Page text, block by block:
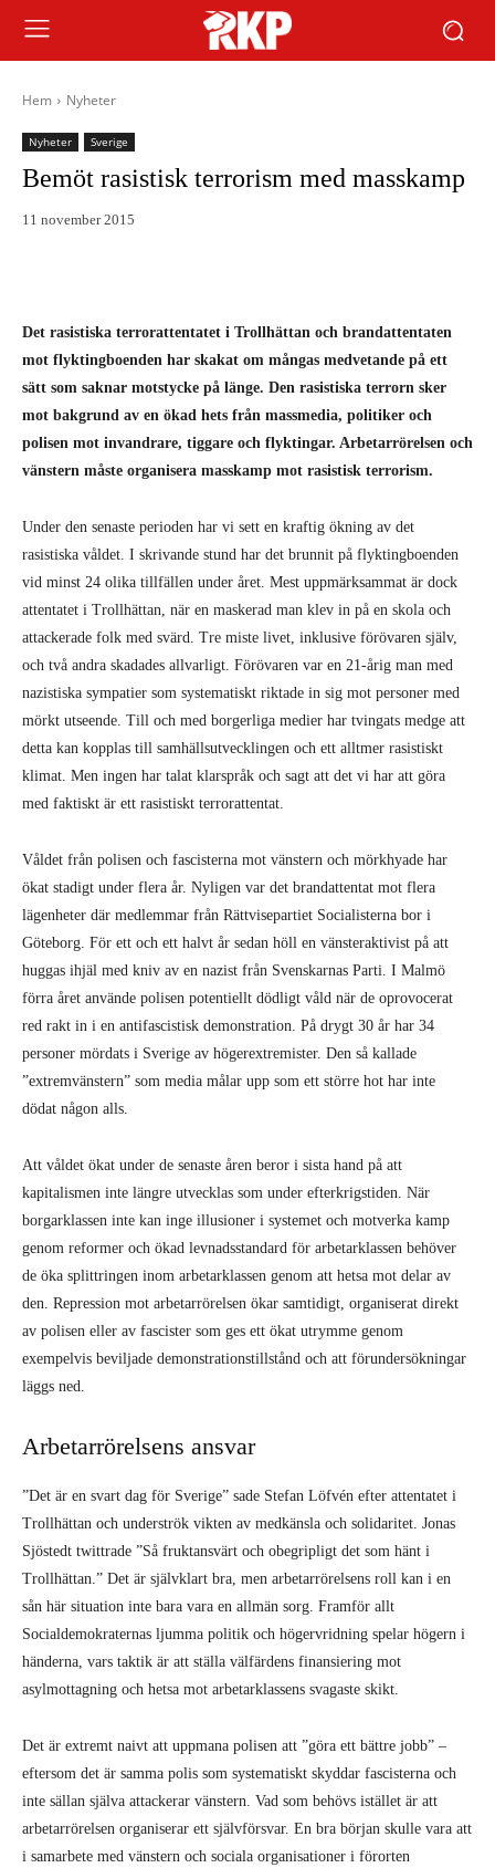
Hem Nyheter
Nyheter Sverige
Bemöt rasistisk terrorism med masskamp
11 november 2015
Det rasistiska terrorattentatet i Trollhättan och brandattentaten
mot flyktingboenden har skakat om mångas medvetande på ett
sätt som saknar motstycke på länge. Den rasistiska terrorn sker
mot bakgrund av en ökad hets från massmedia, politiker och
polisen mot invandrare, tiggare och flyktingar. Arbetarrörelsen och
vänstern måste organisera masskamp mot rasistisk terrorism.
Under den senaste perioden har vi sett en kraftig ökning av det
rasistiska våldet. I skrivande stund har det brunnit på flyktingboenden
vid minst 24 olika tillfällen under året. Mest uppmärksammat är dock
attentatet i Trollhättan, när en maskerad man klev in på en skola och
attackerade folk med svärd. Tre miste livet, inklusive förövaren själv,
och två andra skadades allvarligt. Förövaren var en 21-årig man med
nazistiska sympatier som systematiskt riktade in sig mot personer med
mörkt utseende. Till och med borgerliga medier har tvingats medge att
detta kan kopplas till samhällsutvecklingen och ett alltmer rasistiskt
klimat. Men ingen har talat klarspråk och sagt att det vi har att göra
med faktiskt är ett rasistiskt terrorattentat.
Våldet från polisen och fascisterna mot vänstern och mörkhyade har
ökat stadigt under flera år. Nyligen var det brandattentat mot flera
lägenheter där medlemmar från Rättvisepartiet Socialisterna bor i
Göteborg. För ett och ett halvt år sedan höll en vänsteraktivist på att
huggas ihjäl med kniv av en nazist från Svenskarnas Parti. I Malmö
förra året använde polisen potentiellt dödligt våld när de oprovocerat
red rakt in i en antifascistisk demonstration. På drygt 30 år har 34
personer mördats i Sverige av högerextremister. Den så kallade
”extremvänstern” som media målar upp som ett större hot har inte
dödat någon alls.
Att våldet ökat under de senaste åren beror i sista hand på att
kapitalismen inte längre utvecklas som under efterkrigstiden. När
borgarklassen inte kan inge illusioner i systemet och motverka kamp
genom reformer och ökad levnadsstandard för arbetarklassen behöver
de öka splittringen inom arbetarklassen genom att hetsa mot delar av
den. Repression mot arbetarrörelsen ökar samtidigt, organiserat direkt
av polisen eller av fascister som ges ett ökat utrymme genom
exempelvis beviljade demonstrationstillstånd och att förundersökningar
läggs ned.
Arbetarrörelsens ansvar
”Det är en svart dag för Sverige” sade Stefan Löfvén efter attentatet i
Trollhättan och underströk vikten av medkänsla och solidaritet. Jonas
Sjöstedt twittrade ”Så fruktansvärt och obegripligt det som hänt i
Trollhättan.” Det är självklart bra, men arbetarrörelsens roll kan i en
sån här situation inte bara vara en allmän sorg. Framför allt
Socialdemokraternas ljumma politik och högervridning spelar högern i
händerna, vars taktik är att ställa välfärdens finansiering mot
asylmottagning och hetsa mot arbetarklassens svagaste skikt.
Det är extremt naivt att uppmana polisen att ”göra ett bättre jobb” –
eftersom det är samma polis som systematiskt skyddar fascisterna och
inte sällan själva attackerar vänstern. Vad som behövs istället är att
arbetarrörelsen organiserar ett självförsvar. En bra början skulle vara att
i samarbete med vänstern och sociala organisationer i förorten